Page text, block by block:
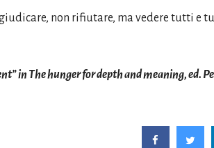
non rifiutare, ma vedere tutti e
in The hunger for depth and meaning, ed.